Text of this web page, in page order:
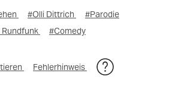
#Olli Dittrich
#Parodie
#Comedy
Fehlerhinweis